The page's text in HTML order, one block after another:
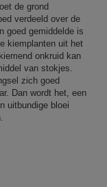
de grond
verdeeld over de
goed gemiddelde is
kiemplanten uit het
onkruid kan
van stokjes.
zich goed
Dan wordt het, een
uitbundige bloei